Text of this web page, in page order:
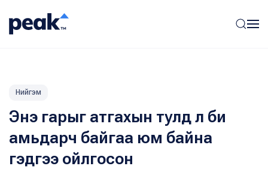
Нийгэм
Энэ гарыг атгахын тулд л би
амьдарч байгаа юм байна
гэдгээ ойлгосон